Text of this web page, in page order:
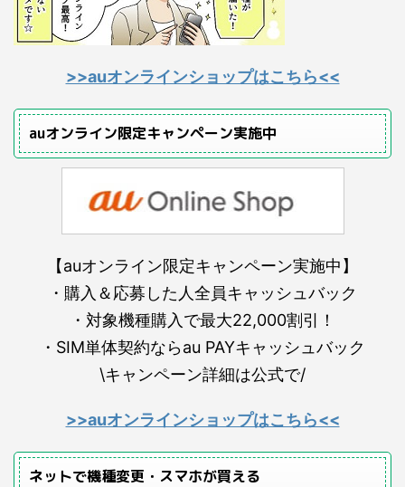
>>auオンラインショップはこちら<<
auオンライン限定キャンペーン実施中
【auオンライン限定キャンペーン実施中】
・購入＆応募した人全員キャッシュバック
・対象機種購入で最大22,000割引！
・SIM単体契約ならau PAYキャッシュバック
\キャンペーン詳細は公式で/
>>auオンラインショップはこちら<<
ネットで機種変更・スマホが買える